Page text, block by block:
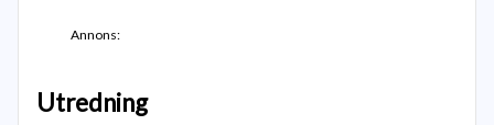
Annons:
Utredning